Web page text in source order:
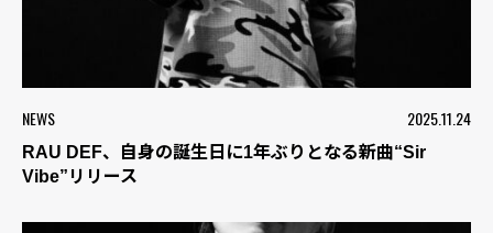
NEWS 2025.11.24
RAU DEF、自身の誕生日に1年ぶりとなる新曲“Sir
Vibe”リリース